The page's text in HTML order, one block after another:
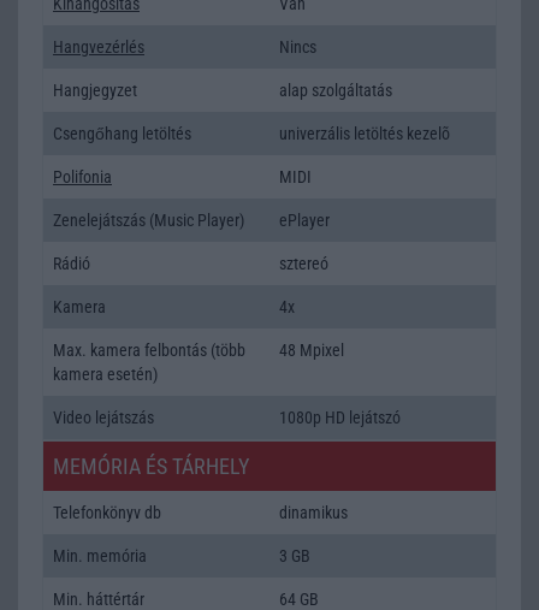
Hangvezérlés Nincs
Hangjegyzet alap szolgáltatás
Csengőhang letöltés univerzális letöltés kezelõ
Polifonia MIDI
Zenelejátszás (Music Player) ePlayer
Rádió sztereó
Kamera 4x
Max. kamera felbontás (több
kamera esetén)
48 Mpixel
Video lejátszás 1080p HD lejátszó
MEMÓRIA ÉS TÁRHELY
Telefonkönyv db dinamikus
Min. memória 3 GB
Min. háttértár 64 GB